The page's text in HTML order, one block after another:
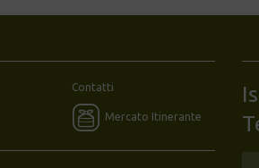
Contatti
Mercato Itinerante